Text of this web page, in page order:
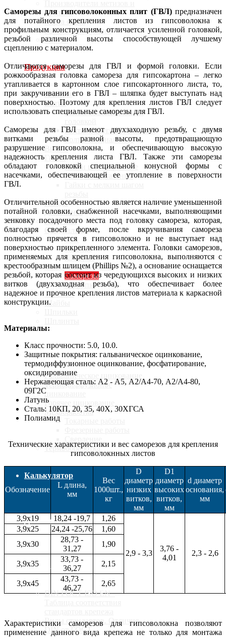
крепежа
Карта сайта
Галерея продукции
Статьи
Продукция
Анкеры
Болты
Болты с шестигранной
Болты с круглой головкой
Болты специальные
Винты
Гайки
Гайки шестигранные
Гайки специальные
Гвозди
Дюбельная
Заклепки
Оси, пальцы
Оси
Пальцы
Штифты
Саморезы, шурупы
Саморезы
Шурупы
Такелаж
Шайбы
Услуги
Гальваническое цинкование
Термодиффузионое
цинкование
Горячее цинкование
Мехобработка
Термообработка
Калькулятор
Доставка
Стандарты
DIN ГОСТ ISO EN -
Виды стандартов. Отличия
DIN от ГОСТ
Саморезы для гипсоволоконных плит (ГВЛ)предназначен
для потайного крепления листов из гипсоволокна к
профильным конструкциям, отличается усиленной головкой,
резьбой различной высоты способствующей лучшему
сцеплению с материалом.
Отличаются саморезы для ГВЛ и формой головки. Если
рожкообразная головка самореза для гипсокартона – легко
утапливается в картонном слое гипсокартонного листа, то,
при закручивании его в ГВЛ – шляпка будет выступать над
поверхностью. Поэтому для крепления листов ГВЛ следует
использовать специальные саморезы для ГВЛ.
Саморезы для ГВЛ имеют двухзаходную резьбу, с двумя
витками резьбы разной высоты, предотвращающую
разрушение гипсоволокна, и обеспечивающую высокую
надежность крепления листа ГВЛ. Также эти саморезы
обладают головкокй специальной конусной формы с
насечками, обеспечивающей ее утопление в поверхности
ГВЛ.
Отличительной особенностью является наличие уменьшенной
потайной головки, снабженной насечками, выполняющими
зенковку посадочного места под головку самореза, которая,
благодаря своей форме, после вкручивания самореза
полностью прячется в гипсоволокно и не выступает над
поверхностью прикрепленного элемента. Головки саморезов,
применяемых для крепления гипсоволокна, выполняются с
крестообразным шлицем (Phillips №2), а основание оснащается
резьбой, которая состоит из чередующихся высоких и низких
витков (двухзаходная резьба), что обеспечивает более
надежное и прочное крепления листов материала к каркасной
конструкции.
Материалы:
Класс прочности: 5.0, 10.0.
Защитные покрытия: гальваническое оцинкование,
термодиффузионное оцинкование, фосфатирование,
оксидирование
Нержавеющая сталь: А2 - А5, А2/А4-70, А2/А4-80,
09Г2С
Латунь
Сталь: 10КП, 20, 35, 40Х, 30ХГСА
Полиамид
Технические характеристики и вес саморезов для крепления
гипсоволокнных листов
Обозначение
L длина,
мм
Вес
1000шт.,
кг
D
диаметр
низких
витков,
мм
D1
диаметр
высоких
витков,
мм
d диаметр
основания,
мм
3,9x19 18,24 -19,7 1,26
2,9 - 3,3
3,76 -
4,01
2,3 - 2,6
3,9x25 24,24 -25,76
1,60
3,9x30
28,73 -
31,27
1,90
3,9x35
33,73 -
36,27
2,15
3,9x45
43,73 -
46,27
2,65
Характеристики саморезов для гипсоволокна позволяют
применение данного вида крепежа не только для монтажа